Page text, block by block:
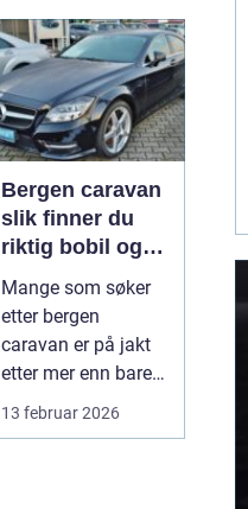
Bergen caravan
slik finner du
riktig bobil og
campingvogn på
vestlandet
Mange som søker
etter bergen
caravan er på jakt
etter mer enn bare
et kjøretøy. De vil ha
13 februar 2026